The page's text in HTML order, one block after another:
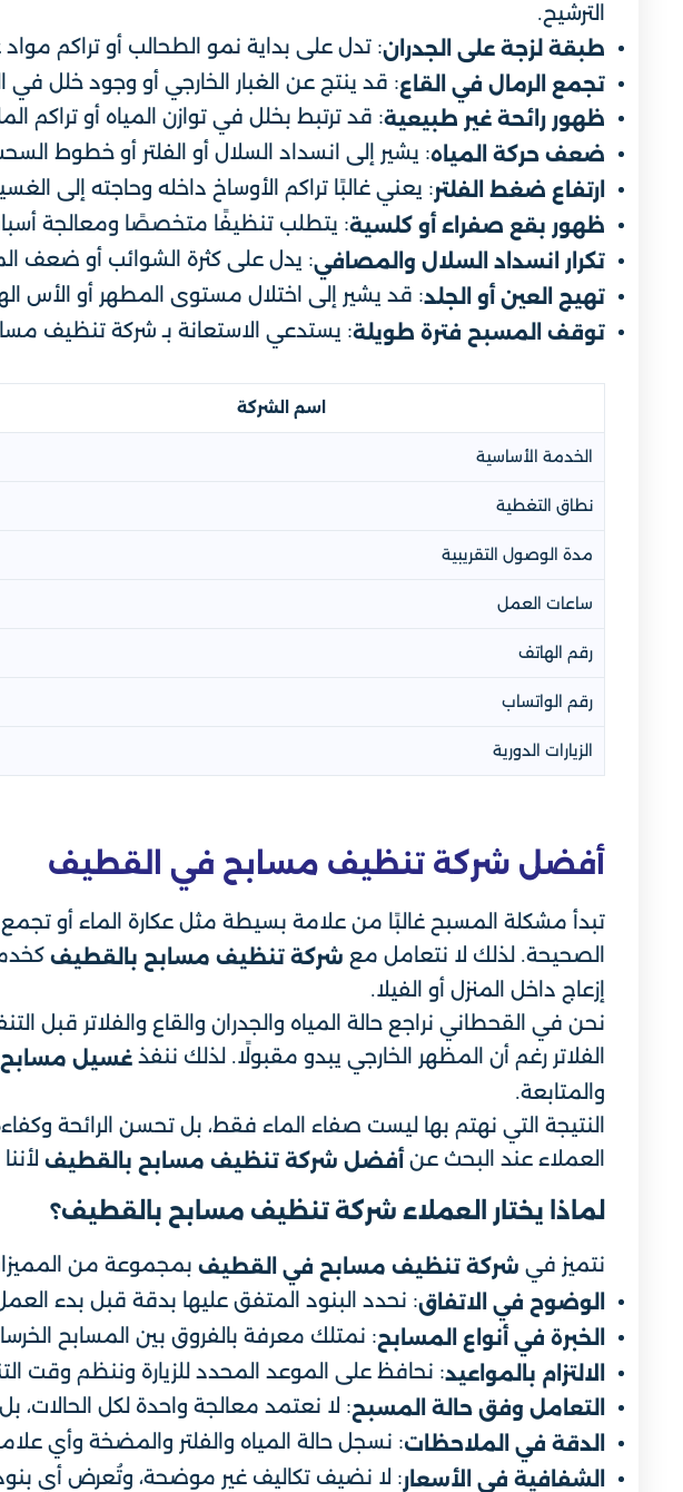
الترشيح.
طبقة لزجة على الجدران: تدل على بداية نمو الطحالب أو تراكم
تجمع الرمال في القاع: قد ينتج عن الغبار الخارجي أو وجود خلل
ظهور رائحة غير طبيعية: قد ترتبط بخلل في توازن المياه أو تراكم
ضعف حركة المياه: يشير إلى انسداد السلال أو الفلتر أو خطوط
ارتفاع ضغط الفلتر: يعني غالبًا تراكم الأوساخ داخله وحاجته إلى
ظهور بقع صفراء أو كلسية: يتطلب تنظيفًا متخصصًا ومعالجة
تكرار انسداد السلال والمصافي: يدل على كثرة الشوائب أو ضعف
تهيج العين أو الجلد: قد يشير إلى اختلال مستوى المطهر أو الأس
توقف المسبح فترة طويلة: يستدعي الاستعانة بـ شركة تنظيف
اسم الشركة
الخدمة الأساسية
نطاق التغطية
مدة الوصول التقريبية
ساعات العمل
رقم الهاتف
رقم الواتساب
الزيارات الدورية
أفضل شركة تنظيف مسابح في القطيف
تبدأ مشكلة المسبح غالبًا من علامة بسيطة مثل عكارة الماء أو
الصحيحة. لذلك لا نتعامل مع شركة تنظيف مسابح بالقطيف
إزعاج داخل المنزل أو الفيلا.
نحن في القحطاني نراجع حالة المياه والجدران والقاع والفلاتر قبل
الفلاتر رغم أن المظهر الخارجي يبدو مقبولًا. لذلك ننفذ غسيل مسابح
والمتابعة.
النتيجة التي نهتم بها ليست صفاء الماء فقط، بل تحسن الرائحة
العملاء عند البحث عن أفضل شركة تنظيف مسابح بالقطيف
لماذا يختار العملاء شركة تنظيف مسابح بالقطيف؟
نتميز في شركة تنظيف مسابح في القطيف بمجموعة من
الوضوح في الاتفاق: نحدد البنود المتفق عليها بدقة قبل بدء
الخبرة في أنواع المسابح: نمتلك معرفة بالفروق بين المسابح
الالتزام بالمواعيد: نحافظ على الموعد المحدد للزيارة وننظم وقت
التعامل وفق حالة المسبح: لا نعتمد معالجة واحدة لكل الحالات،
الدقة في الملاحظات: نسجل حالة المياه والفلتر والمضخة وأي
الشفافية في الأسعار: لا نضيف تكاليف غير موضحة، وتُعرض أي